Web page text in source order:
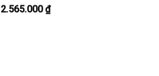
2.565.000₫